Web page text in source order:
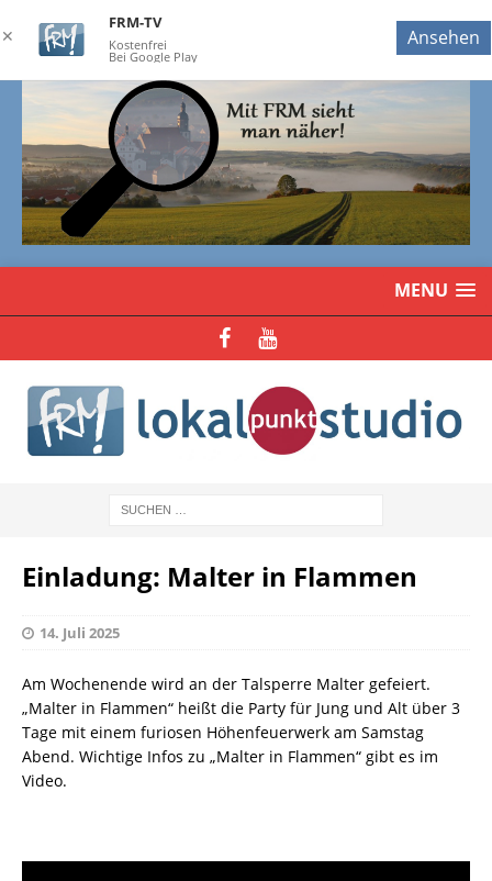
MENU
Einladung: Malter in Flammen
14. Juli 2025
Am Wochenende wird an der Talsperre Malter gefeiert.
„Malter in Flammen“ heißt die Party für Jung und Alt über 3
Tage mit einem furiosen Höhenfeuerwerk am Samstag
Abend. Wichtige Infos zu „Malter in Flammen“ gibt es im
Video.
✕
FRM-TV
Kostenfrei
Bei Google Play
Ansehen